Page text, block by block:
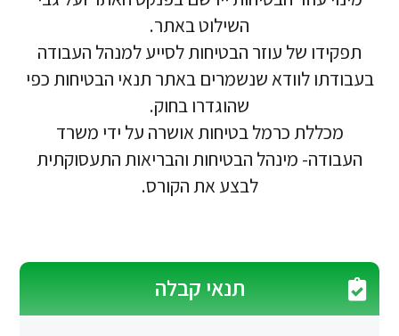
השילוט באתר.
עוזר הבטיחות לסייע למנהל העבודה
שנשמרים באתר תנאי הבטיחות כפי
שהוגדרו בחוק.
כרמל בטיחות אושרה על ידי משרד
מינהל הבטיחות והבריאות התעסוקתית
לבצע את הקורס.
תנאי קבלה